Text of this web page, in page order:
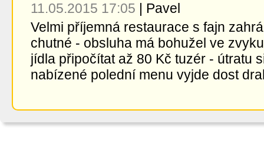
11.05.2015 17:05 | Pavel
Velmi příjemná restaurace s fajn
chutné - obsluha má bohužel ve
jídla připočítat až 80 Kč tuzér - útratu
nabízené polední menu vyjde dost